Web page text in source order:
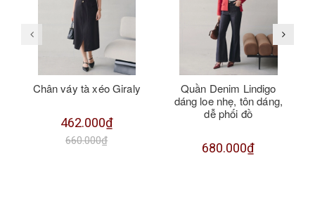
Chân váy tà xéo Giraly
462.000₫
660.000₫
Quần Denim Lindigo
dáng loe nhẹ, tôn dáng,
dễ phối đồ
680.000₫